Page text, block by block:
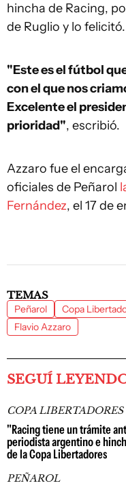
hincha de Racing,
de Ruglio y lo felicitó.
"Este es el fútbol
con el que nos
Excelente el
prioridad", escribió.
Azzaro fue el
oficiales de Peñarol
Fernández, el 17 de
TEMAS
Peñarol Copa
Flavio Azzaro
SEGUÍ
COPA LIBERTADORES
"Racing tiene un trámite
periodista argentino e
de la Copa Libertadores
PEÑAROL